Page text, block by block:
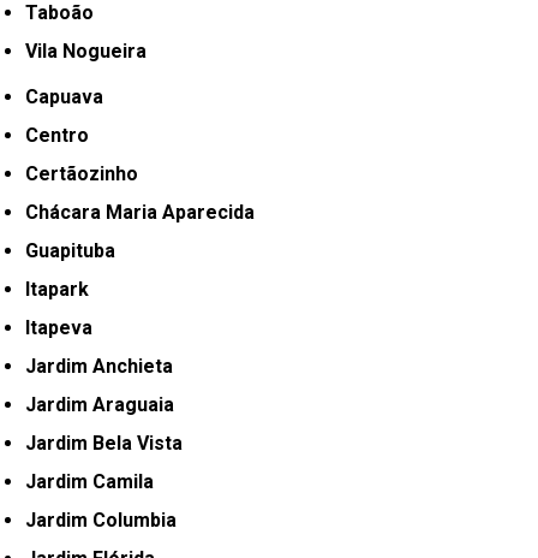
Taboão
Vila Nogueira
Capuava
Centro
Certãozinho
Chácara Maria Aparecida
Guapituba
Itapark
Itapeva
Jardim Anchieta
Jardim Araguaia
Jardim Bela Vista
Jardim Camila
Jardim Columbia